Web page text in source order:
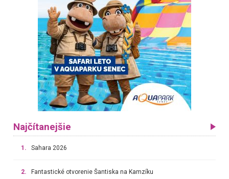
Najčítanejšie
1. Sahara 2026
2. Fantastické otvorenie Šantiska na Kamzíku